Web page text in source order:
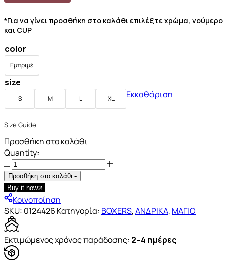
*Για να γίνει προσθήκη στο καλάθι επιλέξτε χρώμα, νούμερο
και CUP
color
Εμπριμέ
size
S M L XL Εκκαθάριση
Size Guide
Προσθήκη στο καλάθι
Quantity:
Προσθήκη στο καλάθι -
Buy it now
Κοινοποίηση
SKU: 0124426 Κατηγορία: BOXERS,ΑΝΔΡΙΚΑ, ΜΑΓΙΟ
Εκτιμώμενος χρόνος παράδοσης: 2–4 ημέρες